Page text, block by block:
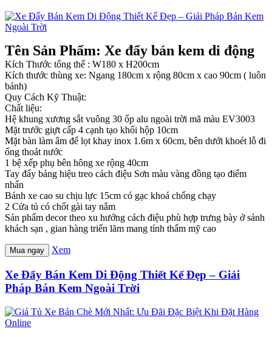
Tên Sản Phẩm: Xe đẩy bán kem di động
Kích Thước tổng thể : W180 x H200cm
Kích thước thùng xe: Ngang 180cm x rộng 80cm x cao 90cm ( luôn
bánh)
Quy Cách Kỹ Thuật:
Chất liệu:
Hệ khung xương sắt vuông 30 ốp alu ngoài trời mã màu EV3003
Mặt trước giựt cấp 4 cạnh tạo khối hộp 10cm
Mặt bàn làm âm để lọt khay inox 1.6m x 60cm, bên dưới khoét lỗ đi
ống thoát nước
1 bệ xếp phụ bên hông xe rộng 40cm
Tay đẩy bảng hiệu treo cách điệu Sơn màu vàng đồng tạo điểm
nhấn
Bánh xe cao su chịu lực 15cm có gạc khoá chống chạy
2 Cửa tủ có chốt gài tay nắm
Sản phẩm decor theo xu hướng cách điệu phù hợp trưng bày ở sảnh
khách sạn , gian hàng triển lãm mang tính thẩm mỹ cao
Mua ngay Xem
Xe Đẩy Bán Kem Di Động Thiết Kế Đẹp – Giải
Pháp Bán Kem Ngoài Trời